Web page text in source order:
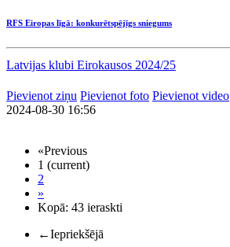
RFS Eiropas līgā: konkurētspējīgs sniegums
Latvijas klubi Eirokausos 2024/25
Pievienot ziņu Pievienot foto Pievienot video
2024-08-30 16:56
«Previous
1 (current)
2
»
Kopā: 43 ieraskti
←Iepriekšējā